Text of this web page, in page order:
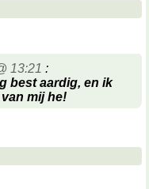
13:21 :
best aardig, en ik
mij he!